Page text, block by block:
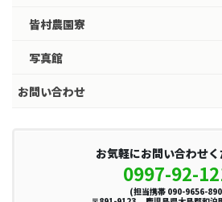
皆村農園寮
写真館
お問い合わせ
お気軽にお問い合わせく
0997-92-
(担当携帯 090-9656-